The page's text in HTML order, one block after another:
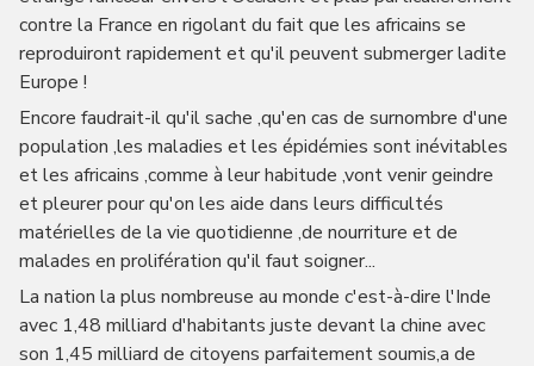
contre la France en rigolant du fait que les africains se
reproduiront rapidement et qu'il peuvent submerger ladite
Europe !
Encore faudrait-il qu'il sache ,qu'en cas de surnombre d'une
population ,les maladies et les épidémies sont inévitables
et les africains ,comme à leur habitude ,vont venir geindre
et pleurer pour qu'on les aide dans leurs difficultés
matérielles de la vie quotidienne ,de nourriture et de
malades en prolifération qu'il faut soigner...
La nation la plus nombreuse au monde c'est-à-dire l'Inde
avec 1,48 milliard d'habitants juste devant la chine avec
son 1,45 milliard de citoyens parfaitement soumis,a de